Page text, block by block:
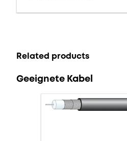
Related products
Geeignete Kabel